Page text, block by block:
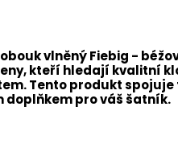
vlněný Fiebig -
kteří hledají kvalitní
Tento produkt
doplňkem pro váš šatník.